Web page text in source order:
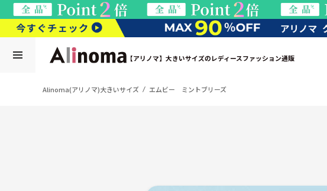
【アリノマ】大きいサイズのレディースファッション通販
Alinoma(アリノマ)大きいサイズ エムビー ミントブリーズ